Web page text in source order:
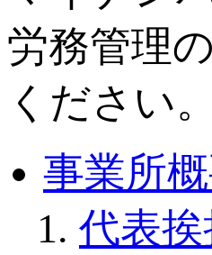
労務管理
ください。
事業所
代表挨